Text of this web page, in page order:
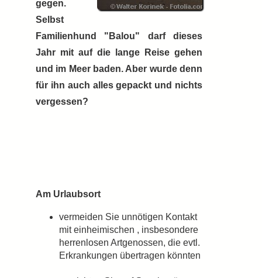
ge­gen.
Selbst
Familienhund "Balou" darf dieses
Jahr mit auf die lange Reise gehen
und im Meer baden. Aber wurde denn
für ihn auch alles gepackt und nichts
ver­ges­sen?
Am Urlaubsort
vermeiden Sie unnötigen Kontakt
mit einheimischen , insbesondere
herrenlosen Artgenossen, die evtl.
Erkrankungen übertragen könnten